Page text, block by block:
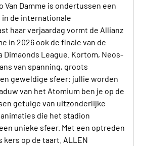
Damme is ondertussen een
de internationale
haar verjaardag vormt de Allianz
in 2026 ook de finale van de
Dimaonds League. Kortom, Neos-
van spanning, groots
geweldige sfeer: jullie worden
van het Atomium ben je op de
getuige van uitzonderlijke
die het stadion
unieke sfeer. Met een optreden
kers op de taart. ALLEN